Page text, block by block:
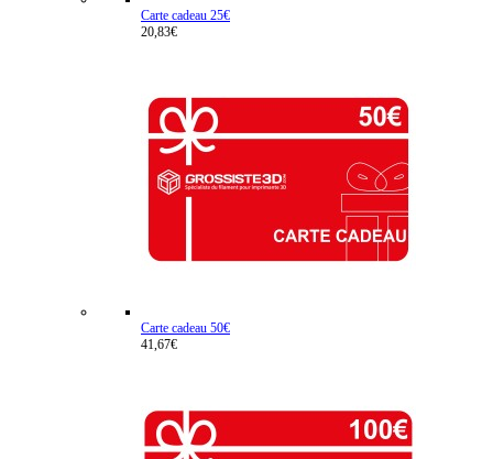
Carte cadeau 25€
20,83€
Carte cadeau 50€
41,67€